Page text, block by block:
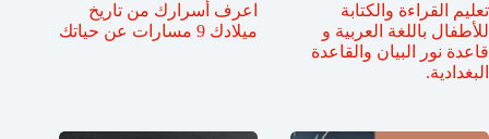
تعليم القراءة والكتابة
للأطفال باللغة العربية و
قاعدة نور البيان والقاعدة
البغدادية.
اعرف أسرارك من تاريخ
ميلادك 9 مسارات عن حياتك